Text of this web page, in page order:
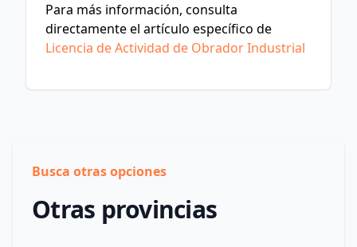
Para más información, consulta
directamente el artículo específico de
Licencia de Actividad de Obrador Industrial
Busca otras opciones
Otras provincias